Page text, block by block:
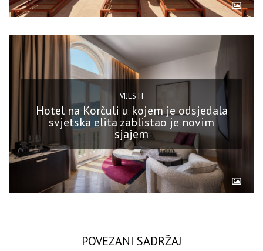
VIJESTI
Hotel na Korčuli u kojem je odsjedala
svjetska elita zablistao je novim
sjajem
POVEZANI SADRŽAJ